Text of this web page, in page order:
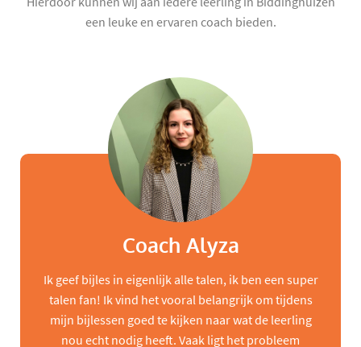
een leuke en ervaren coach bieden.
Coach Alyza
Ik geef bijles in eigenlijk alle talen, ik ben een super
talen fan! Ik vind het vooral belangrijk om tijdens
mijn bijlessen goed te kijken naar wat de leerling
nou echt nodig heeft. Vaak ligt het probleem